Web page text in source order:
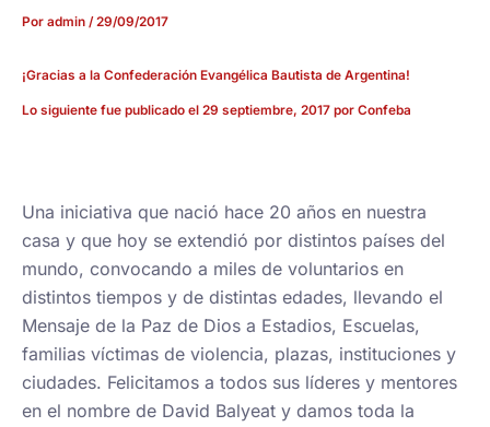
Por admin /29/09/2017
¡Gracias a la Confederación Evangélica Bautista de Argentina!
Lo siguiente fue publicado el 29 septiembre, 2017 por Confeba
Una iniciativa que nació hace 20 años en nuestra
casa y que hoy se extendió por distintos países del
mundo, convocando a miles de voluntarios en
distintos tiempos y de distintas edades, llevando el
Mensaje de la Paz de Dios a Estadios, Escuelas,
familias víctimas de violencia, plazas, instituciones y
ciudades. Felicitamos a todos sus líderes y mentores
en el nombre de David Balyeat y damos toda la